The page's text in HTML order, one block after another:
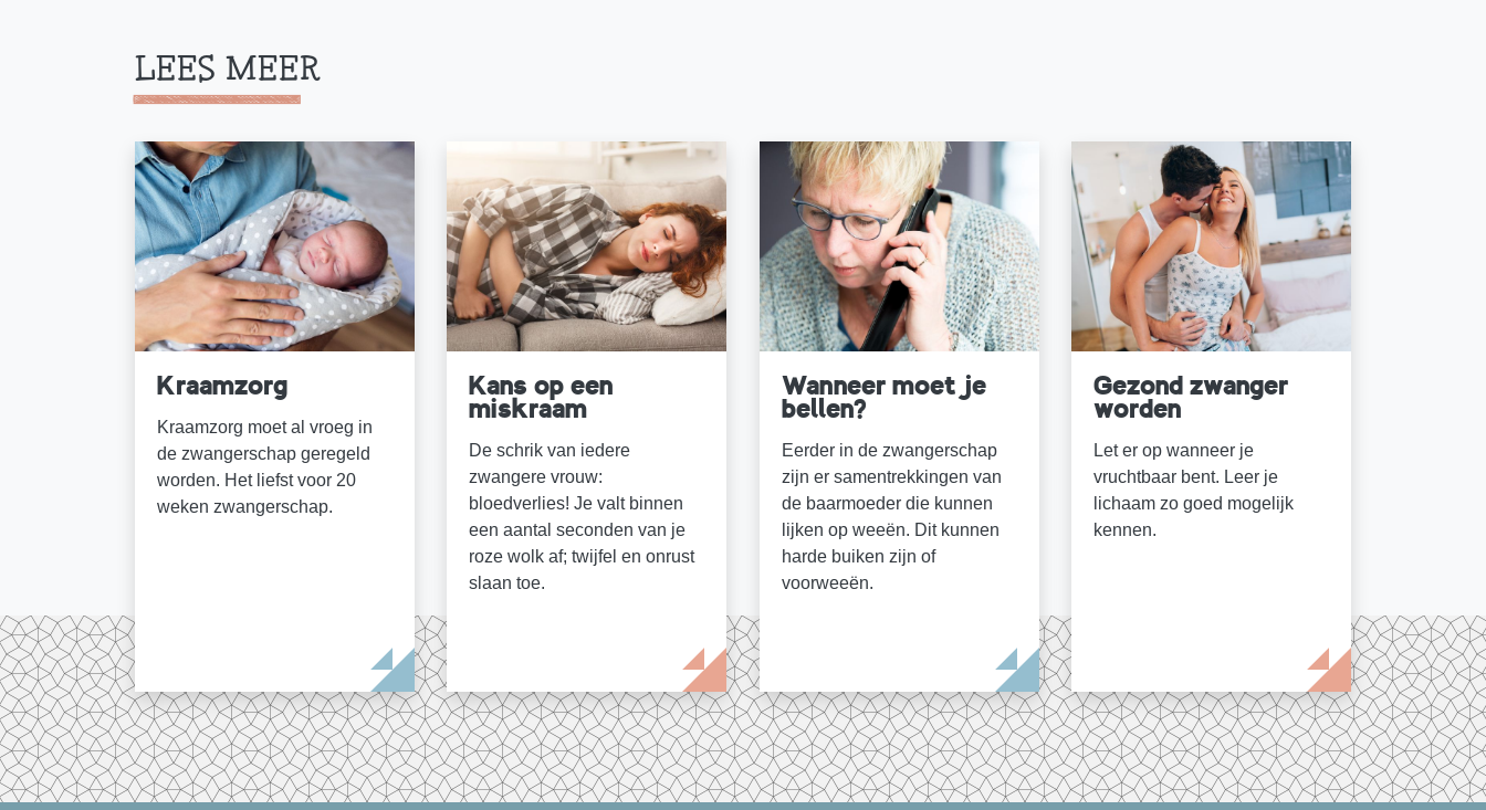
LEES MEER
Kraamzorg
Kraamzorg moet al vroeg in
de zwangerschap geregeld
worden. Het liefst voor 20
weken zwangerschap.
Kans op een
miskraam
De schrik van iedere
zwangere vrouw:
bloedverlies! Je valt binnen
een aantal seconden van je
roze wolk af; twijfel en onrust
slaan toe.
Wanneer moet je
bellen?
Eerder in de zwangerschap
zijn er samentrekkingen van
de baarmoeder die kunnen
lijken op weeën. Dit kunnen
harde buiken zijn of
voorweeën.
Gezond zwanger
worden
Let er op wanneer je
vruchtbaar bent. Leer je
lichaam zo goed mogelijk
kennen.